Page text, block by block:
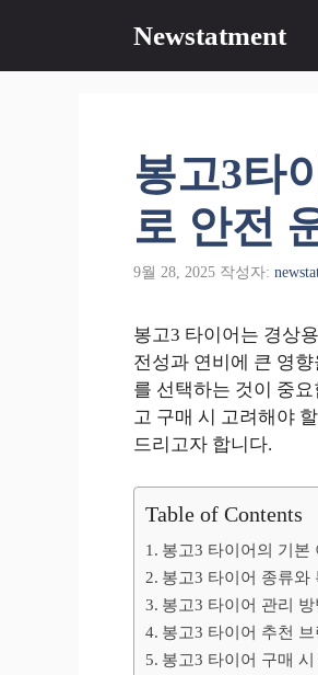
츠
Newstatment
봉고3타
로 안전
9월 28, 2025 작성자:
봉고3 타이어는 경상
전성과 연비에 큰 영
를 선택하는 것이 중
고 구매 시 고려해야
드리고자 합니다.
Table of Contents
봉고3 타이어의 기본
봉고3 타이어 종류와
봉고3 타이어 관리
봉고3 타이어 추천
봉고3 타이어 구매